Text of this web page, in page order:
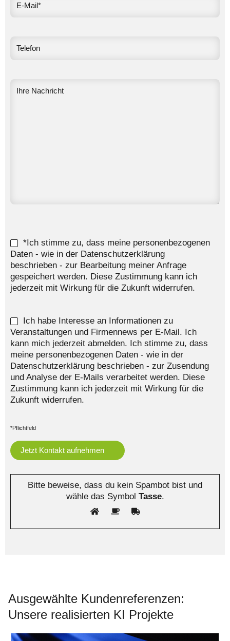
*Ich stimme zu, dass meine personenbezogenen
Daten - wie in der Datenschutzerklärung
beschrieben - zur Bearbeitung meiner Anfrage
gespeichert werden. Diese Zustimmung kann ich
jederzeit mit Wirkung für die Zukunft widerrufen.
Ich habe Interesse an Informationen zu
Veranstaltungen und Firmennews per E-Mail. Ich
kann mich jederzeit abmelden. Ich stimme zu, dass
meine personenbezogenen Daten - wie in der
Datenschutzerklärung beschrieben - zur Zusendung
und Analyse der E-Mails verarbeitet werden. Diese
Zustimmung kann ich jederzeit mit Wirkung für die
Zukunft widerrufen.
*Pflichtfeld
Bitte beweise, dass du kein Spambot bist und
wähle das Symbol Tasse.
Ausgewählte Kundenreferenzen:
Unsere realisierten KI Projekte